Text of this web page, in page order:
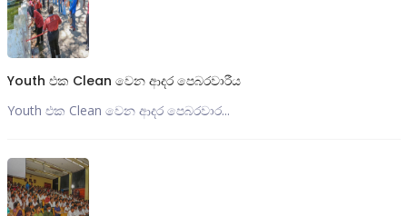
Youth එක Clean වෙන ආදර පෙබරවාරීය
Youth එක Clean වෙන ආදර පෙබරවාර...